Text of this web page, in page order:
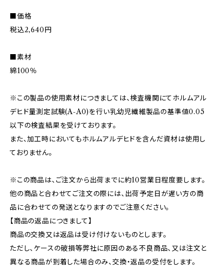
■価格
税込2,640円
■素材
綿100％
※この製品の使用素材につきましては、検査機関にてホルムアル
デヒド量測定試験(A-A0)を行い乳幼児繊維製品の基準値0.05
以下の検査結果を受けております。
また、加工時においてもホルムアルデヒドを含んだ資材は使用し
ておりません。
※この商品は、ご注文から出荷までに約10営業日程度要します。
他の商品と合わせてご注文の際には、出荷予定日が遅い方の商
品に合わせての発送となりますのでご注意ください。
【商品の返品につきまして】
商品の交換又は返品は受け付けないものとします。
ただし、ケースの破損等弊社に原因のある不良商品、又は注文と
異なる商品が到着した場合のみ、交換・返品の受付をします。